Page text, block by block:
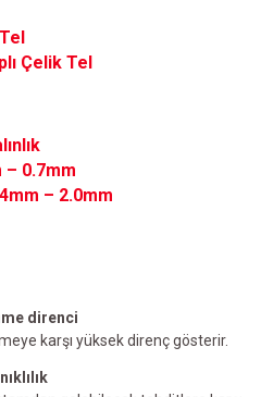
Tel
Çelik Tel
– 0.7mm
– 2.0mm
direnci
karşı yüksek direnç gösterir.